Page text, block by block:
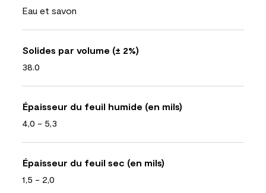
Eau et savon
Solides par volume (± 2%)
38.0
Épaisseur du feuil humide (en mils)
4,0 - 5,3
Épaisseur du feuil sec (en mils)
1,5 - 2,0